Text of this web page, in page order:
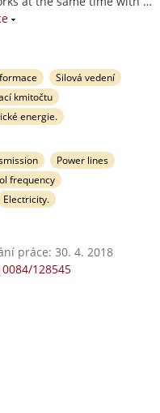
Silová vedení
kmitočtu
energie.
Power lines
frequency
Electricity.
práce: 30. 4. 2018
128545